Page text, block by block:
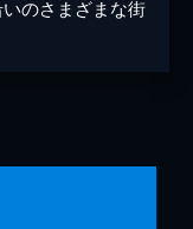
のさまざまな街